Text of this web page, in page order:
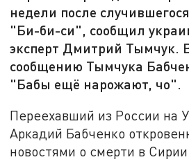
недели после
"Би-би-си", сообщил
эксперт Дмитрий Тымчук.
сообщению Тымчука
"Бабы ещё нарожают, чо".
Переехавший из России на
Аркадий Бабченко
новостями о смерти в